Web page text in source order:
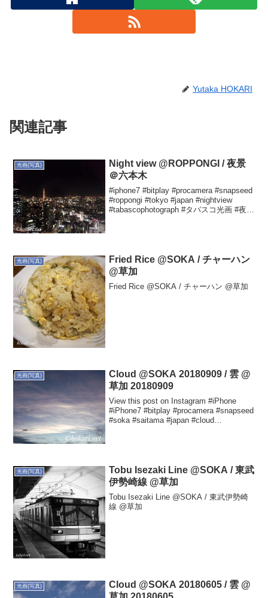
Yutaka HOKARI
関連記事
光画(写真)
Night view @ROPPONGI / 夜景
＠六本木
#iphone7 #bitplay #procamera #snapseed
#roppongi #tokyo #japan #nightview
#tabascophotograph #タバスコ光画 #夜景
光画(写真)
Fried Rice @SOKA / チャーハン
@草加
Fried Rice @SOKA / チャーハン @草加
光画(写真)
Cloud @SOKA 20180909 / 雲 @
草加 20180909
View this post on Instagram #iPhone
#iPhone7 #bitplay #procamera #snapseed
#soka #saitama #japan #cloud
光画(写真)
Tobu Isezaki Line @SOKA / 東武
伊勢崎線 @草加
Tobu Isezaki Line @SOKA / 東武伊勢崎
線 @草加
光画(写真)
Cloud @SOKA 20180605 / 雲 @